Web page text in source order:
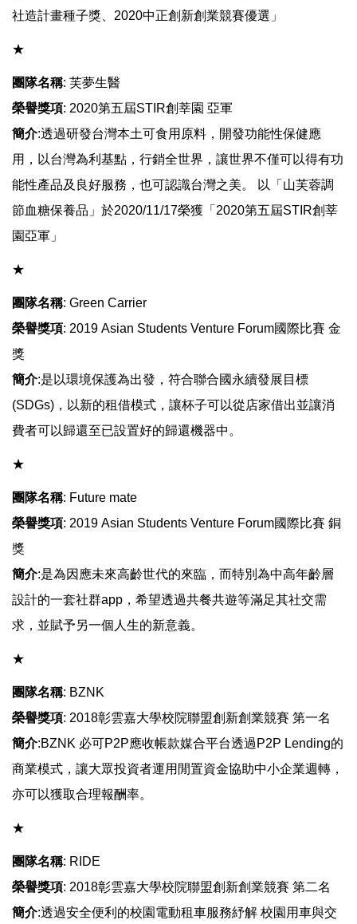
社造計畫種子獎、2020中正創新創業競賽優選」
​​​​​​★
團隊名稱: 芙夢生醫
榮譽獎項: 2020第五屆STIR創莘園 亞軍
簡介:透過研發台灣本土可食用原料，開發功能性保健應
用，以台灣為利基點，行銷全世界，讓世界不僅可以得有功
能性產品及良好服務，也可認識台灣之美。 以「山芙蓉調
節血糖保養品」於2020/11/17榮獲「2020第五屆STIR創莘
園亞軍」
​​​​​​★
團隊名稱: Green Carrier
榮譽獎項: 2019 Asian Students Venture Forum國際比賽 金
獎
簡介:是以環境保護為出發，符合聯合國永續發展目標
(SDGs)，以新的租借模式，讓杯子可以從店家借出並讓消
費者可以歸還至已設置好的歸還機器中。
​​​​​​★
團隊名稱: Future mate
榮譽獎項: 2019 Asian Students Venture Forum國際比賽 銅
獎
簡介:是為因應未來高齡世代的來臨，而特別為中高年齡層
設計的一套社群app，希望透過共餐共遊等滿足其社交需
求，並賦予另一個人生的新意義。
​​​​​​★
團隊名稱: BZNK
榮譽獎項: 2018彰雲嘉大學校院聯盟創新創業競賽 第一名
簡介:BZNK 必可P2P應收帳款媒合平台透過P2P Lending的
商業模式，讓大眾投資者運用閒置資金協助中小企業週轉，
亦可以獲取合理報酬率。
​​​​​​★
團隊名稱: RIDE
榮譽獎項: 2018彰雲嘉大學校院聯盟創新創業競賽 第二名
簡介:透過安全便利的校園電動租車服務紓解 校園用車與交